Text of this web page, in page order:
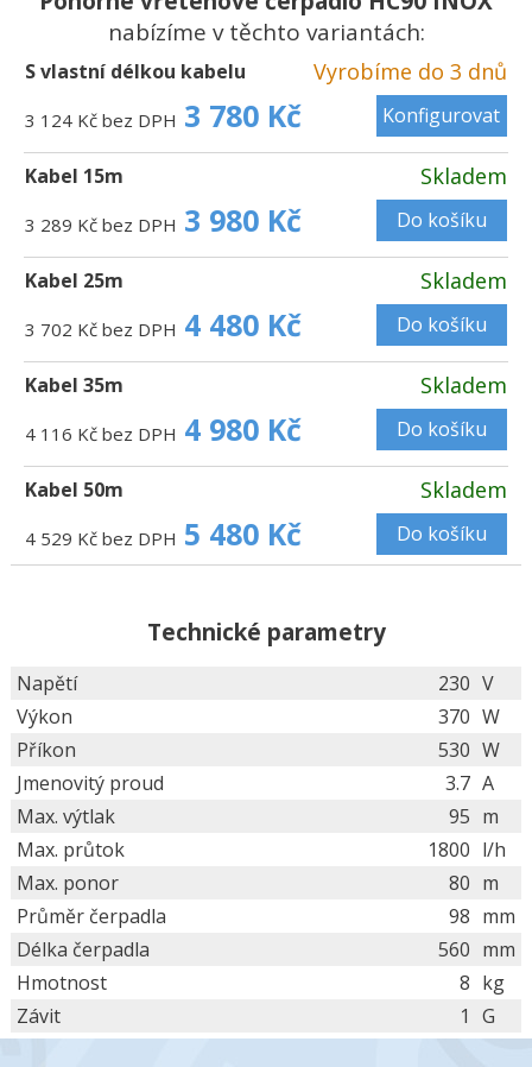
nabízíme v těchto variantách:
S vlastní délkou kabelu Vyrobíme do 3 dnů
3 124 Kč bez DPH 3 780 Kč Konfigurovat
Kabel 15m Skladem
3 289 Kč bez DPH 3 980 Kč Do košíku
Kabel 25m Skladem
3 702 Kč bez DPH 4 480 Kč Do košíku
Kabel 35m Skladem
4 116 Kč bez DPH 4 980 Kč Do košíku
Kabel 50m Skladem
4 529 Kč bez DPH 5 480 Kč Do košíku
Technické parametry
Napětí 230 V
Výkon
370 W
Příkon
530 W
Jmenovitý proud
3.7 A
Max. výtlak
95 m
Max. průtok
1800 l/h
Max. ponor
80 m
Průměr čerpadla
98 mm
Délka čerpadla
560 mm
Hmotnost
8 kg
Závit
1 G